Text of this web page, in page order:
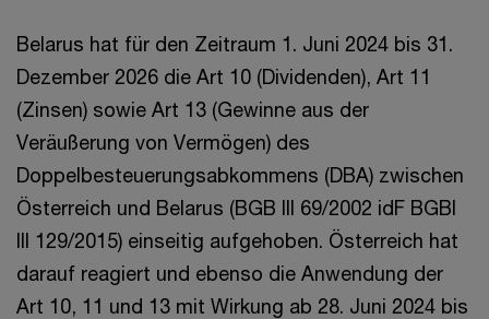
Belarus hat für den Zeitraum 1. Juni 2024 bis 31.
Dezember 2026 die Art 10 (Dividenden), Art 11
(Zinsen) sowie Art 13 (Gewinne aus der
Veräußerung von Vermögen) des
Doppelbesteuerungsabkommens (DBA) zwischen
Österreich und Belarus (BGB III 69/2002 idF BGBl
III 129/2015) einseitig aufgehoben. Österreich hat
darauf reagiert und ebenso die Anwendung der
Art 10, 11 und 13 mit Wirkung ab 28. Juni 2024 bis